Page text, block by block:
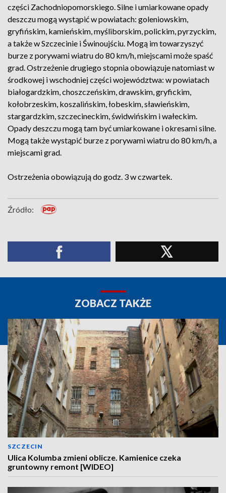
części Zachodniopomorskiego. Silne i umiarkowane opady
deszczu mogą wystąpić w powiatach: goleniowskim,
gryfińskim, kamieńskim, myśliborskim, polickim, pyrzyckim,
a także w Szczecinie i Świnoujściu. Mogą im towarzyszyć
burze z porywami wiatru do 80 km/h, miejscami może spaść
grad. Ostrzeżenie drugiego stopnia obowiązuje natomiast w
środkowej i wschodniej części województwa: w powiatach
białogardzkim, choszczeńskim, drawskim, gryfickim,
kołobrzeskim, koszalińskim, łobeskim, sławieńskim,
stargardzkim, szczecineckim, świdwińskim i wałeckim.
Opady deszczu mogą tam być umiarkowane i okresami silne.
Mogą także wystąpić burze z porywami wiatru do 80 km/h, a
miejscami grad.
Ostrzeżenia obowiązują do godz. 3 w czwartek.
Źródło:
ZOBACZ TAKŻE
SZCZECIN
Ulica Kolumba zmieni oblicze. Kamienice czeka
gruntowny remont [WIDEO]